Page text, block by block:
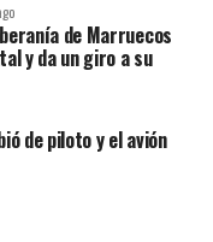
de Marruecos
y da un giro a su
de piloto y el avión